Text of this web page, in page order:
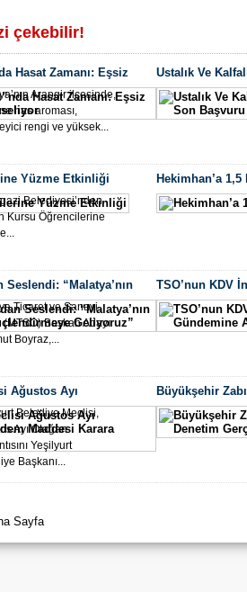
çekebilir!
Hasat Zamanı: Eşsiz
Arapgir ilçesinde,
has aroması,
rengi ve yüksek...
Ustalık Ve
Başvuru 31
Yüzme Etkinliği
Belediyesi’nden
Kursu Öğrencilerine
Hekimhan’a 1,5
“Malatya’nın
Geliyoruz”
Ticaret ve Sanayi
(MTSO) Başkan Adayı
Boyraz,...
TSO’nun KDV
Gündemine
Ağustos Ayı
Maddesi Karara Bağlandı
Belediye Meclisi,
Ayı Olağan
Yeşilyurt
Başkanı...
Büyükşehir
Denetim